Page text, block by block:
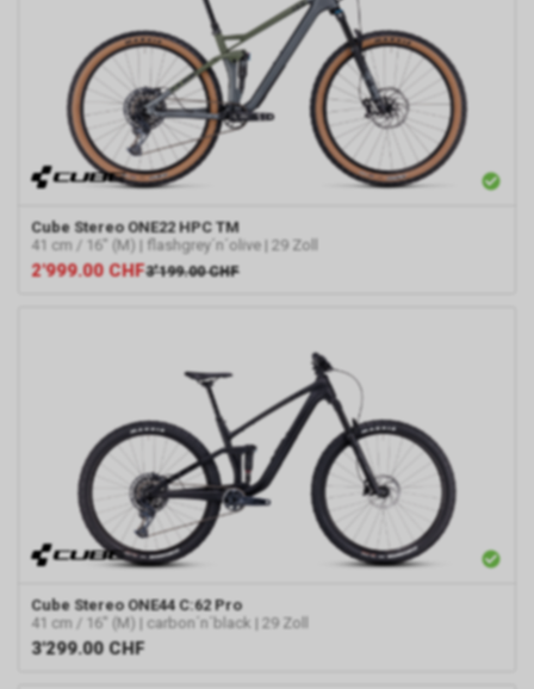
Cube Stereo ONE22 HPC TM
41 cm / 16" (M) | flashgrey´n´olive | 29 Zoll
2'999.00 CHF3'199.00 CHF
Cube Stereo ONE44 C:62 Pro
41 cm / 16" (M) | carbon´n´black | 29 Zoll
3'299.00 CHF